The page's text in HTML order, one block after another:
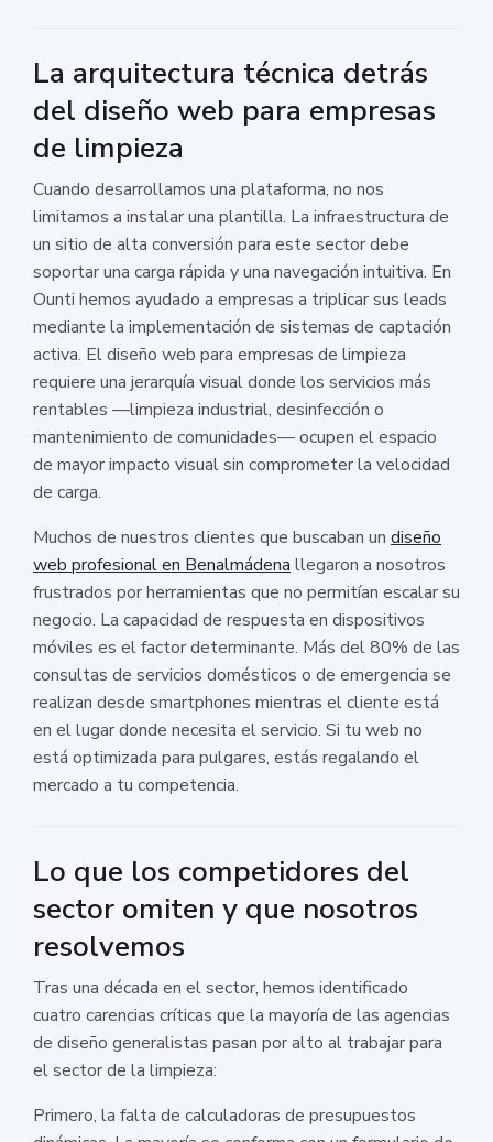
La arquitectura técnica detrás
del diseño web para empresas
de limpieza
Cuando desarrollamos una plataforma, no nos
limitamos a instalar una plantilla. La infraestructura de
un sitio de alta conversión para este sector debe
soportar una carga rápida y una navegación intuitiva. En
Ounti hemos ayudado a empresas a triplicar sus leads
mediante la implementación de sistemas de captación
activa. El diseño web para empresas de limpieza
requiere una jerarquía visual donde los servicios más
rentables —limpieza industrial, desinfección o
mantenimiento de comunidades— ocupen el espacio
de mayor impacto visual sin comprometer la velocidad
de carga.
Muchos de nuestros clientes que buscaban un diseño
web profesional en Benalmádena llegaron a nosotros
frustrados por herramientas que no permitían escalar su
negocio. La capacidad de respuesta en dispositivos
móviles es el factor determinante. Más del 80% de las
consultas de servicios domésticos o de emergencia se
realizan desde smartphones mientras el cliente está
en el lugar donde necesita el servicio. Si tu web no
está optimizada para pulgares, estás regalando el
mercado a tu competencia.
Lo que los competidores del
sector omiten y que nosotros
resolvemos
Tras una década en el sector, hemos identificado
cuatro carencias críticas que la mayoría de las agencias
de diseño generalistas pasan por alto al trabajar para
el sector de la limpieza:
Primero, la falta de calculadoras de presupuestos